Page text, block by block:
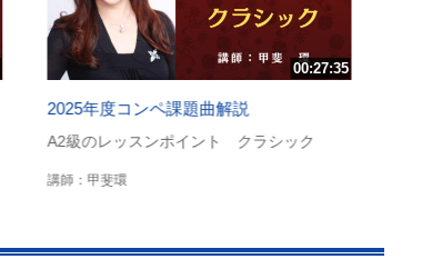
00:27:35
2025年度コンペ課題曲解説
A2級のレッスンポイント クラシック
講師：甲斐環